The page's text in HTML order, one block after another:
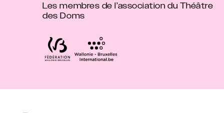
Les membres de l’association du Théâtre
des Doms